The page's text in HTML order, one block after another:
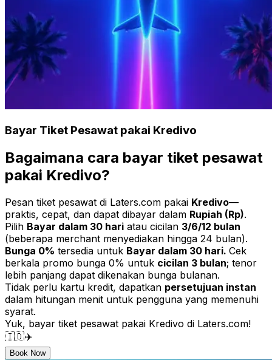
Bayar Tiket Pesawat pakai Kredivo
Bagaimana cara bayar tiket pesawat
pakai Kredivo?
Pesan tiket pesawat di Laters.com pakai Kredivo—
praktis, cepat, dan dapat dibayar dalam Rupiah (Rp).
Pilih Bayar dalam 30 hari atau cicilan 3/6/12 bulan
(beberapa merchant menyediakan hingga 24 bulan).
Bunga 0% tersedia untuk Bayar dalam 30 hari. Cek
berkala promo bunga 0% untuk cicilan 3 bulan; tenor
lebih panjang dapat dikenakan bunga bulanan.
Tidak perlu kartu kredit, dapatkan persetujuan instan
dalam hitungan menit untuk pengguna yang memenuhi
syarat.
Yuk, bayar tiket pesawat pakai Kredivo di Laters.com!
🇮🇩✈️
Book Now